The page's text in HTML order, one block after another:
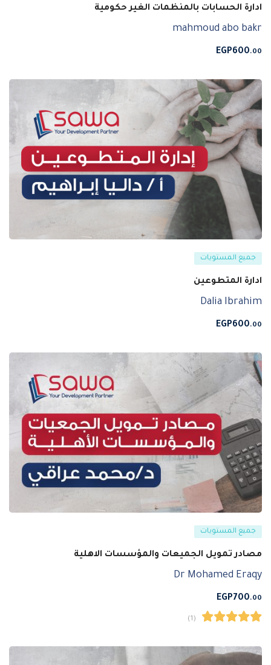
ادارة الحسابات بالمنظمات الغير حكومية
mahmoud abo bakr
EGP600.00
جميع المستويات
ادارة المتطوعين
Dalia Ibrahim
EGP600.00
جميع المستويات
مصادر تمويل الجميعات والمؤسسات الاهلية
Dr Mohamed Eraqy
EGP700.00
(1)